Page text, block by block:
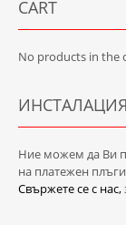
CART
No products in the
Ние можем да Ви
на платежен
Свържете се с нас,